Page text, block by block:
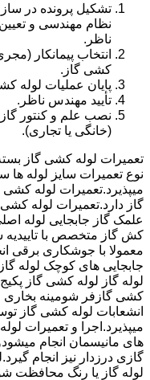
تشکیل پرونده در
نظام مهندسی و تعیین
ناظر.
انتخاب پیمانکار
کشی گاز.
پایان عملیات لوله
تأیید مهندس ناظر.
نصب علم و کنتور گاز
(خانگی یا تجاری).
تعمیرات لوله کشی گاز
نوع تعمیرات سایز لوله ها
میپذیرد.تعمیرات لوله کشی
گاز دارد.تعمیرات لوله
علمک گاز جابجایی لوله
کش گاز متخصص با تاییدیه
معمولا با جوشکاری برقی
جابجایی های کوچک لوله
لوله گاز لوله کشی گاز
کشی گازفر شومینه بخاری
انشعابات لوله کشی گاز
میپذیرد.اجرا و تعمیرات
های مانیسمان انجام
گازی درزدار نیز انجام
لوله گاز یا رنگ محافظت